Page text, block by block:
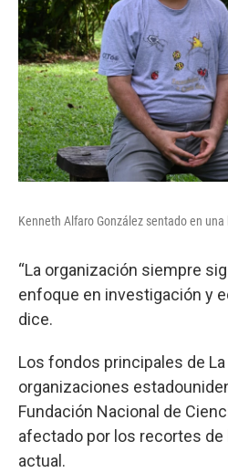
Kenneth Alfaro González sentado en una
“La organización siempre
enfoque en investigación y
dice.
Los fondos principales de
organizaciones
Fundación Nacional de
afectado por los recortes
actual.